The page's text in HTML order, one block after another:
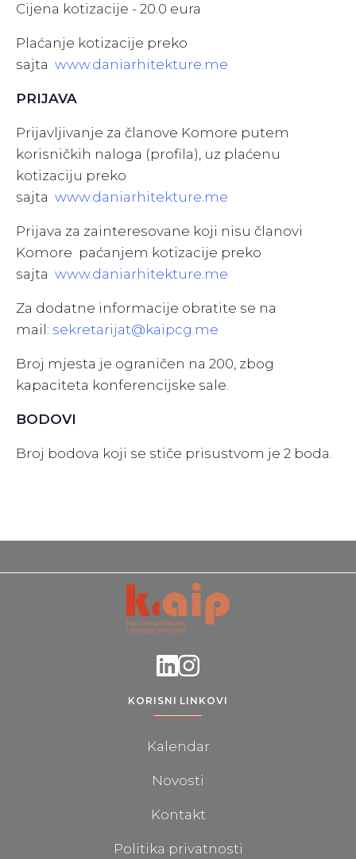
Cijena kotizacije - 20.0 eura
Plaćanje kotizacije preko
sajta www.daniarhitekture.me
PRIJAVA
Prijavljivanje za članove Komore putem
korisničkih naloga (profila), uz plaćenu
kotizaciju preko
sajta www.daniarhitekture.me
Prijava za zainteresovane koji nisu članovi
Komore paćanjem kotizacije preko
sajta www.daniarhitekture.me
Za dodatne informacije obratite se na
mail: sekretarijat@kaipcg.me
Broj mjesta je ograničen na 200, zbog
kapaciteta konferencijske sale.
BODOVI
Broj bodova koji se stiče prisustvom je 2 boda.
KORISNI LINKOVI
Kalendar
Novosti
Kontakt
Politika privatnosti